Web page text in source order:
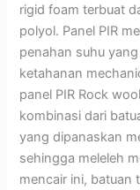
rigid foam terbuat
polyol. Panel PIR
penahan suhu
ketahanan
panel PIR Rock
kombinasi dari
yang dipanaskan
sehingga meleleh
mencair ini, batuan